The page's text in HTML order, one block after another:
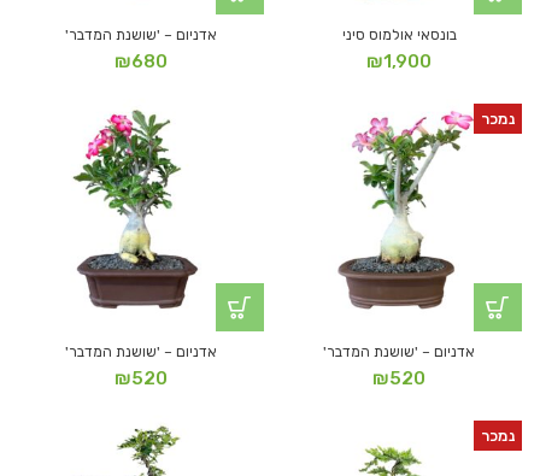
בונסאי אולמוס סיני
₪1,900
אדניום – 'שושנת המדבר'
₪680
נמכר
אדניום – 'שושנת המדבר'
₪520
אדניום – 'שושנת המדבר'
₪520
נמכר